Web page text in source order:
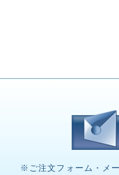
※ご注文フォーム・メ